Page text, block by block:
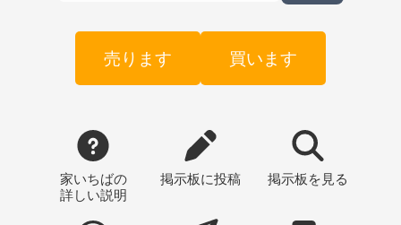
売ります 買います
家いちばの
詳しい説明
掲示板に投稿 掲示板 を見る